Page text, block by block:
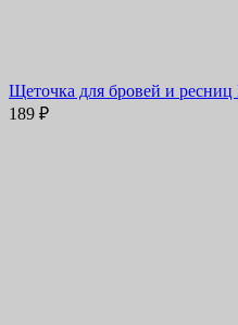
Щеточка для бровей и
189 ₽